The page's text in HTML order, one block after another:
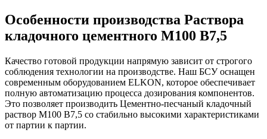
Особенности производства Раствора
кладочного цементного М100 B7,5
Качество готовой продукции напрямую зависит от строгого
соблюдения технологии на производстве. Наш БСУ оснащен
современным оборудованием ELKON, которое обеспечивает
полную автоматизацию процесса дозирования компонентов.
Это позволяет производить Цементно-песчаный кладочный
раствор М100 B7,5 со стабильно высокими характеристиками
от партии к партии.